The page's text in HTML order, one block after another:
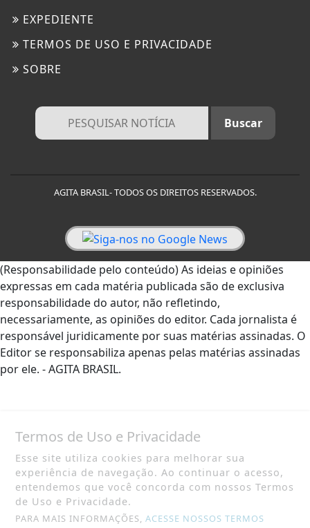
EXPEDIENTE
TERMOS DE USO E PRIVACIDADE
SOBRE
AGITA BRASIL- TODOS OS DIREITOS RESERVADOS.
Termos de Uso e Privacidade
Esse site utiliza cookies para melhorar sua
experiência de navegação. Ao continuar o acesso,
entendemos que você concorda com nossos Termos
de Uso e Privacidade.
PARA MAIS INFORMAÇÕES,ACESSE NOSSOS TERMOS
(Responsabilidade pelo conteúdo) As ideias e opiniões
expressas em cada matéria publicada são de exclusiva
responsabilidade do autor, não refletindo,
necessariamente, as opiniões do editor. Cada jornalista é
responsável juridicamente por suas matérias assinadas. O
Editor se responsabiliza apenas pelas matérias assinadas
por ele. - AGITA BRASIL.